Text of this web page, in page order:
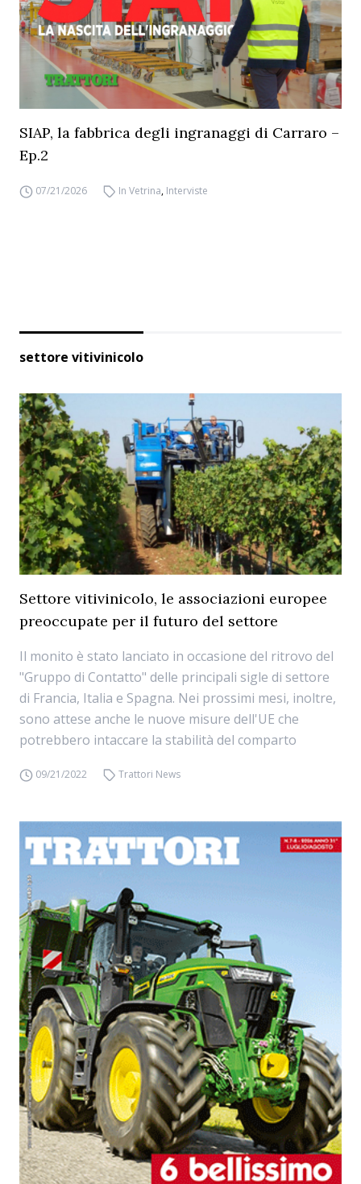
SIAP, la fabbrica degli ingranaggi di Carraro –
Ep.2
07/21/2026 In Vetrina, Interviste
settore vitivinicolo
Settore vitivinicolo, le associazioni europee
preoccupate per il futuro del settore
Il monito è stato lanciato in occasione del ritrovo del
"Gruppo di Contatto" delle principali sigle di settore
di Francia, Italia e Spagna. Nei prossimi mesi, inoltre,
sono attese anche le nuove misure dell'UE che
potrebbero intaccare la stabilità del comparto
09/21/2022 Trattori News